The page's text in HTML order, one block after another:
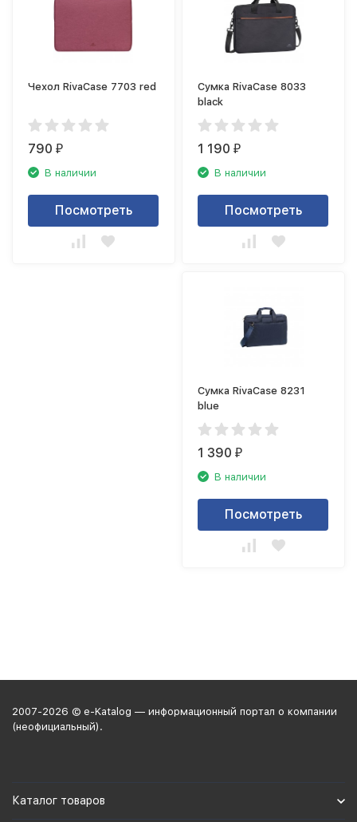
Чехол RivaCase 7703 red
790₽
В наличии
Посмотреть
Сумка RivaCase 8033
black
1 190₽
В наличии
Посмотреть
Сумка RivaCase 8231
blue
1 390₽
В наличии
Посмотреть
2007-2026 © e-Katalog — информационный портал о компании
(неофициальный).
Каталог товаров